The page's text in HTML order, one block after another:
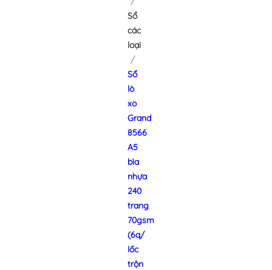
Sổ
các
loại
Sổ
lò
xo
Grand
8566
A5
bìa
nhựa
240
trang
70gsm
(6q/
lốc
trộn